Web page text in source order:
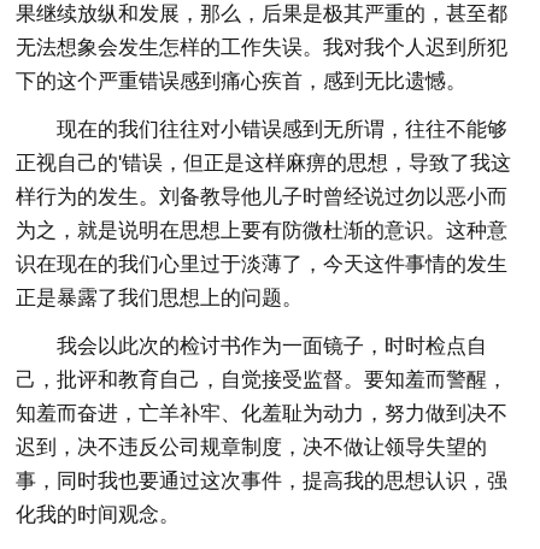
果继续放纵和发展，那么，后果是极其严重的，甚至都
无法想象会发生怎样的工作失误。我对我个人迟到所犯
下的这个严重错误感到痛心疾首，感到无比遗憾。
现在的我们往往对小错误感到无所谓，往往不能够
正视自己的'错误，但正是这样麻痹的思想，导致了我这
样行为的发生。刘备教导他儿子时曾经说过勿以恶小而
为之，就是说明在思想上要有防微杜渐的意识。这种意
识在现在的我们心里过于淡薄了，今天这件事情的发生
正是暴露了我们思想上的问题。
我会以此次的检讨书作为一面镜子，时时检点自
己，批评和教育自己，自觉接受监督。要知羞而警醒，
知羞而奋进，亡羊补牢、化羞耻为动力，努力做到决不
迟到，决不违反公司规章制度，决不做让领导失望的
事，同时我也要通过这次事件，提高我的思想认识，强
化我的时间观念。